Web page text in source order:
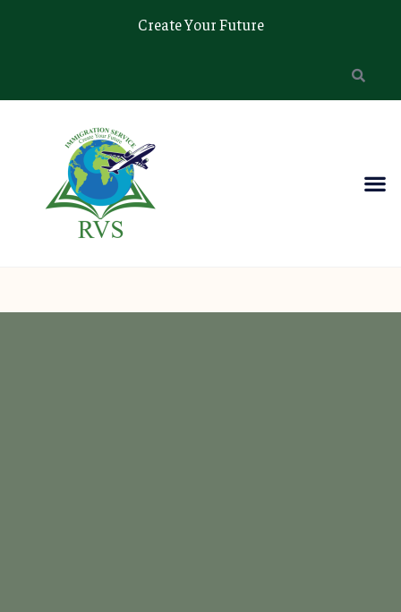
Create Your Future